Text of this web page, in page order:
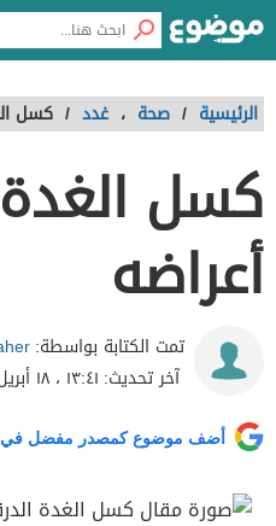
الرئيسية / صحة ، غدد / كسل
كسل
أعراضه
تمت الكتابة بواسطة:
آخر تحديث: ١٣:٤١ ، ١٨ أبريل ٢٠١٧
أضف موضوع كمصدر مفضل